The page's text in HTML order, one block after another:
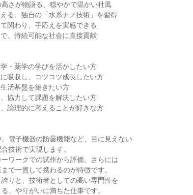
さが物語る、穏やかで温かい社風
る、独自の「水系ナノ技術」を習得
関わり、手応えを実感できる
、持続可能な社会に直接貢献
・薬学の学びを活かしたい方
吸収し、コツコツ成長したい方
活基盤を築きたい方
協力して課題を解決したい方
論理的に考えることが好きな方
電子機器の防曇機能など、目に見えない
技術で実現します。
ワークでの試作から評価、さらには
で一貫して携わるのが特徴です。
誇りと、技術者としての高い専門性を
、やりがいに満ちた仕事です。